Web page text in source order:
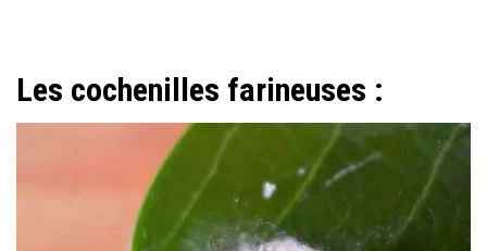
Les cochenilles farineuses :